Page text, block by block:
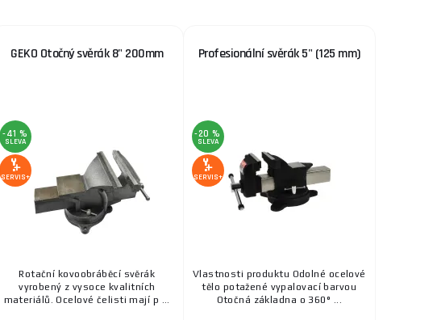
GEKO Otočný svěrák 8" 200mm
-41 %
SLEVA
SERVIS+
Rotační kovoobráběcí svěrák
vyrobený z vysoce kvalitních
materiálů. Ocelové čelisti mají p ...
Profesionální svěrák 5" (125 mm)
-20 %
SLEVA
SERVIS+
Vlastnosti produktu Odolné ocelové
tělo potažené vypalovací barvou
Otočná základna o 360° ...